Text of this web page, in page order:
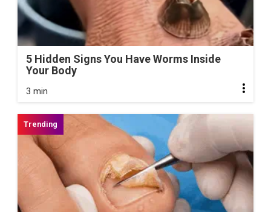
5 Hidden Signs You Have Worms Inside
Your Body
3 min